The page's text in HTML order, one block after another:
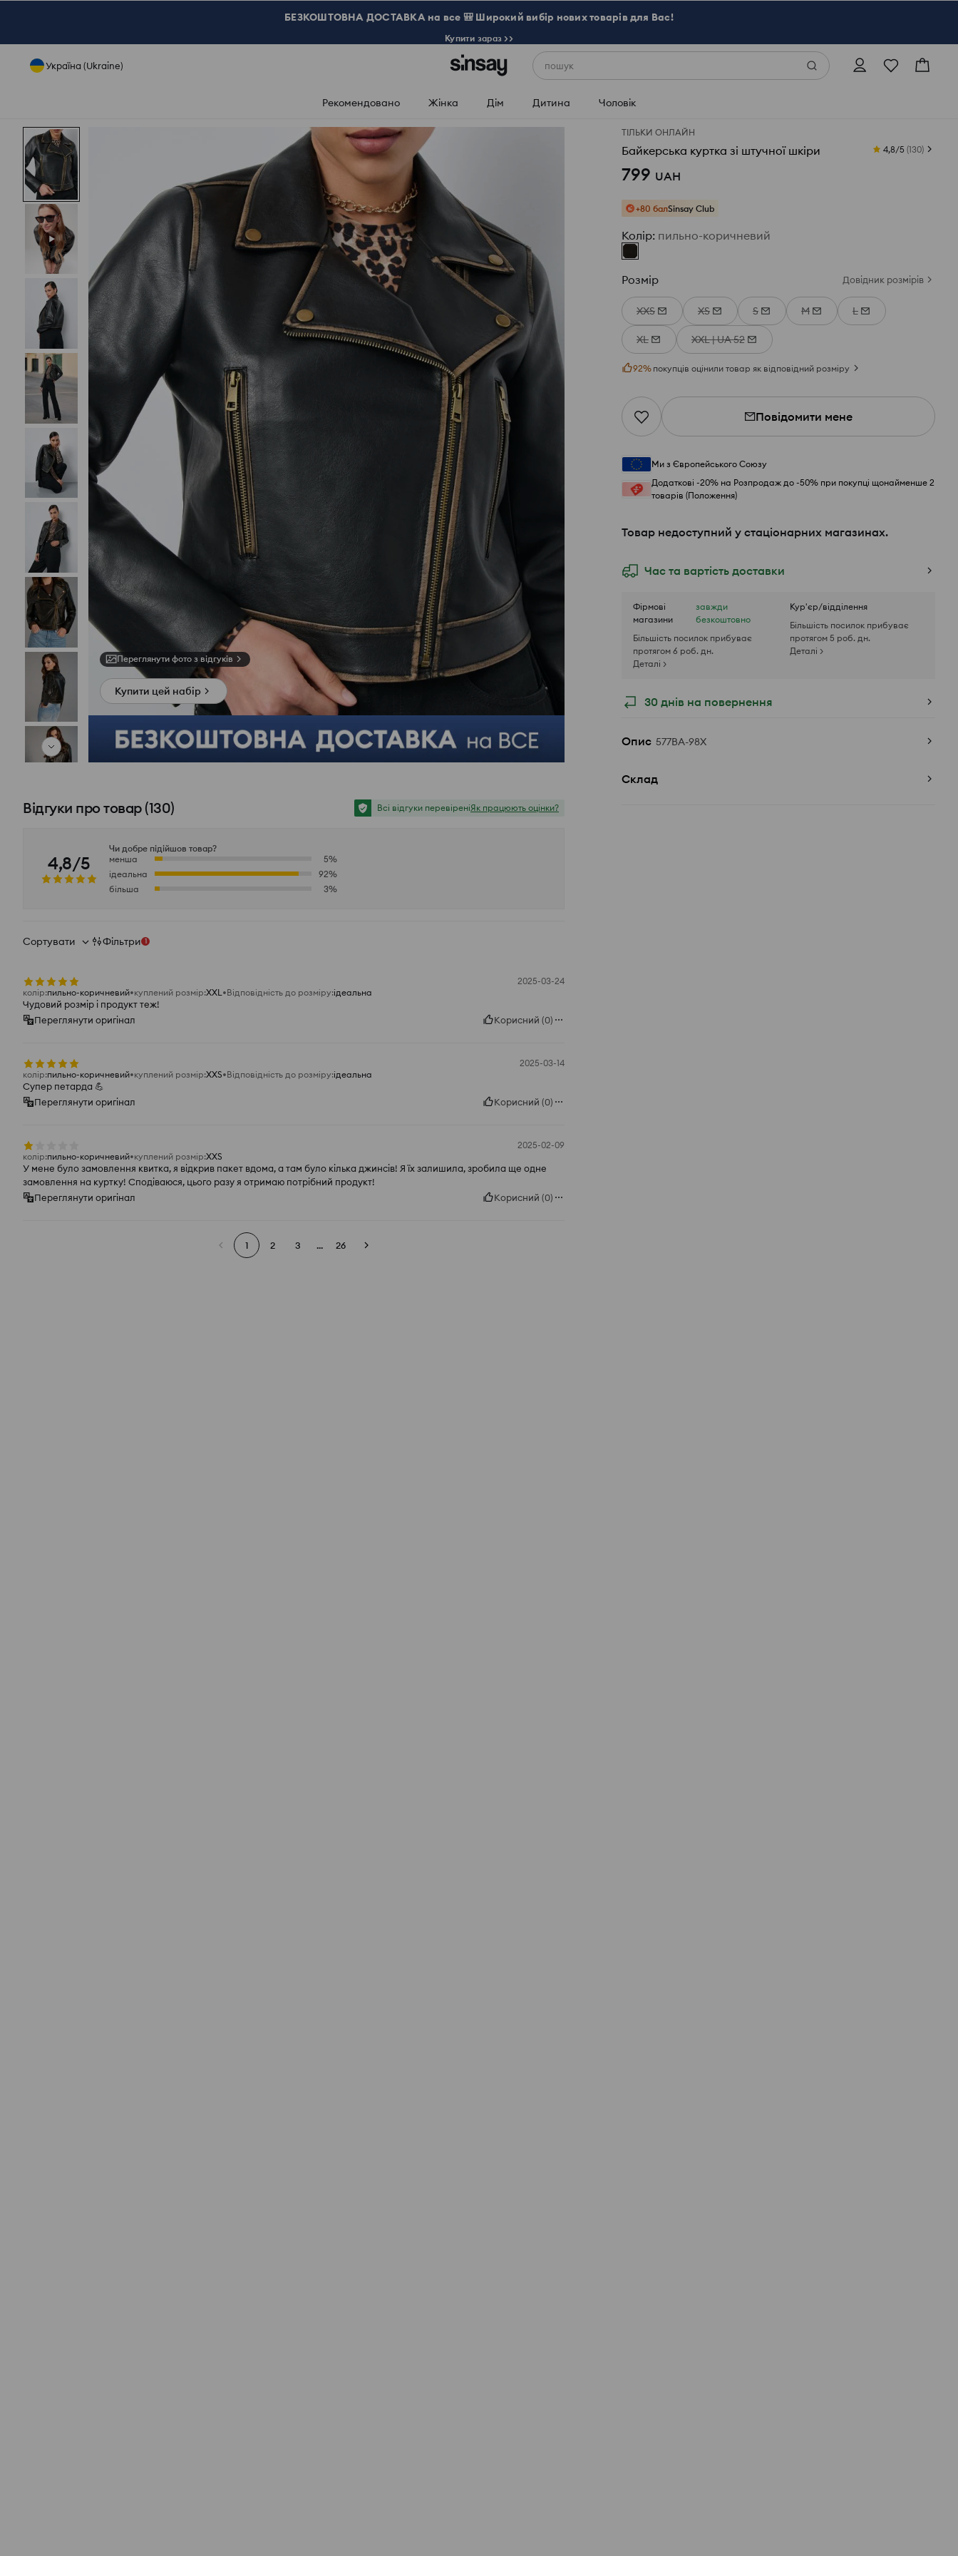
БЕЗКОШТОВНА ДОСТАВКА на все 🎒 Широкий вибір нових товарів для Вас!
Купити зараз >>
Україна (Ukraine) пошук
Рекомендовано Жінка Дім Дитина Чоловік
ТІЛЬКИ ОНЛАЙН
Байкерська куртка зі штучної шкіри 4,8/5 (130)
799 UAH
+80 балSinsay Club
Колір: пильно-коричневий
Розмір Довідник розмірів
XXS XS S M L
XL XXL | UA 52
92% покупців оцінили товар як відповідний розміру
Повідомити мене
Ми з Європейського Союзу
Додаткові -20% на Розпродаж до -50% при покупці щонайменше 2
товарів (Положення)
Товар недоступний у стаціонарних магазинах.
Час та вартість доставки
Фірмові
магазини
завжди
безкоштовно
Більшість посилок прибуває
протягом 6 роб. дн.
Деталі >
Кур'єр/відділення
Більшість посилок прибуває
протягом 5 роб. дн.
Деталі >
30 днів на повернення
Опис 577BA-98X
Склад
Переглянути фото з відгуків
Купити цей набір
Відгуки про товар(130) Всі відгуки перевіреніЯк працюють оцінки?
4,8/5
Чи добре підійшов товар?
менша
5%
ідеальна
92%
більша
3%
Сортувати Фільтри 1
2025-03-24
колір:пильно-коричневий куплений розмір:XXL Відповідність до розміру:ідеальна
Чудовий розмір і продукт теж!
Переглянути оригінал
Корисний (0)
2025-03-14
колір:пильно-коричневий куплений розмір:XXS Відповідність до розміру:ідеальна
Супер петарда 💪
Переглянути оригінал
Корисний (0)
2025-02-09
колір:пильно-коричневий куплений розмір:XXS
У мене було замовлення квитка, я відкрив пакет вдома, а там було кілька джинсів! Я їх залишила, зробила ще одне
замовлення на куртку! Сподіваюся, цього разу я отримаю потрібний продукт!
Переглянути оригінал
Корисний (0)
1 2 3 ... 26